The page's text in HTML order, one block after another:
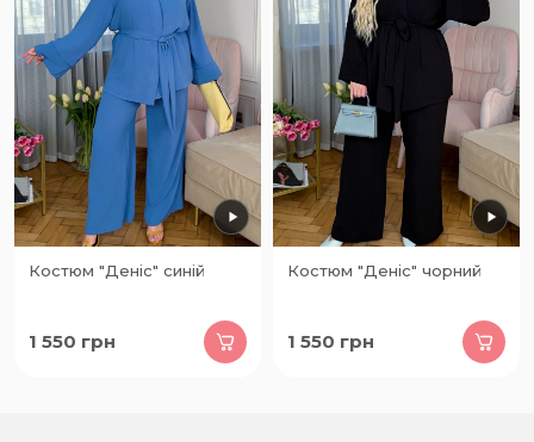
Костюм "Деніс" синій
1 550 грн
Костюм "Деніс" чорний
1 550 грн